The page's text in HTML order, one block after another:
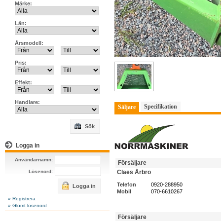
Märke:
Län:
Årsmodell:
Pris:
Effekt:
Handlare:
Sök
Logga in
Användarnamn:
Lösenord:
Logga in
» Registrera
» Glömt lösenord
Säljare Specifikation
Försäljare
Claes Årbro
Telefon
0920-288950
Mobil
070-6610267
Försäljare